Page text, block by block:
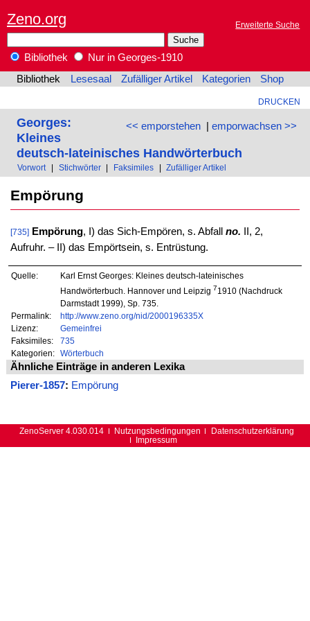
Zeno.org Erweiterte Suche
Bibliothek
Nur in Georges-1910
Bibliothek
Lesesaal Zufälliger Artikel Kategorien Shop
DRUCKEN
<< emporstehen| emporwachsen >>
Georges:
Kleines
deutsch-lateinisches Handwörterbuch
Vorwort Stichwörter Faksimiles Zufälliger Artikel
Empörung
[735] Empörung, I) das Sich-Empören, s. Abfall no. II, 2,
Aufruhr. – II) das Empörtsein, s. Entrüstung.
Quelle:
Karl Ernst Georges: Kleines deutsch-lateinisches
Handwörterbuch. Hannover und Leipzig 71910 (Nachdruck
Darmstadt 1999), Sp. 735.
Permalink:
http://www.zeno.org/nid/2000196335X
Lizenz:
Gemeinfrei
Faksimiles:
735
Kategorien:
Wörterbuch
Ähnliche Einträge in anderen Lexika
Pierer-1857: Empörung
ZenoServer 4.030.014 Nutzungsbedingungen
Datenschutzerklärung
Impressum